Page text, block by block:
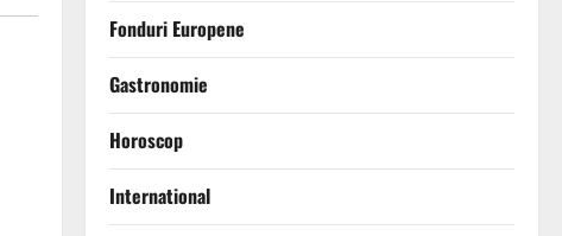
Fonduri Europene
Gastronomie
Horoscop
International